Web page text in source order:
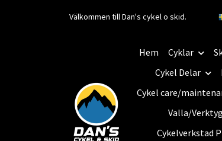
Välkommen till Dan's cykel o skid.
Hem Cyklar
Cykel Delar
Cykel care/
Valla/
Cykelverkstad